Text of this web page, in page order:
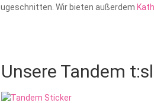
Wir bieten außerdem
Unsere Tandem